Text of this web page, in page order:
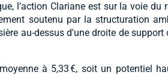
l’action Clariane est sur la voie
soutenu par la structuration
au-dessus d'une droite de
à 5,33 €, soit un potentiel